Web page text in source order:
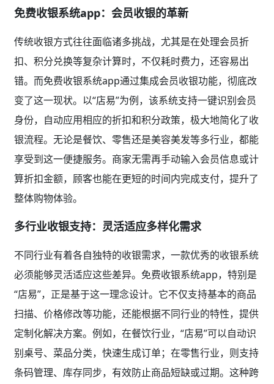
免费收银系统app：会员收银的革新
传统收银方式往往面临诸多挑战，尤其是在处理会员折
扣、积分兑换等复杂计算时，不仅耗时费力，还容易出
错。而免费收银系统app通过集成会员收银功能，彻底改
变了这一现状。以“店易”为例，该系统支持一键识别会员
身份，自动应用相应的折扣和积分政策，极大地简化了收
银流程。无论是餐饮、零售还是美容美发等多行业，都能
享受到这一便捷服务。商家无需再手动输入会员信息或计
算折扣金额，顾客也能在更短的时间内完成支付，提升了
整体购物体验。
多行业收银支持：灵活适应多样化需求
不同行业有着各自独特的收银需求，一款优秀的收银系统
必须能够灵活适应这些差异。免费收银系统app，特别是
“店易”，正是基于这一理念设计。它不仅支持基本的商品
扫描、价格修改等功能，还能根据不同行业的特性，提供
定制化解决方案。例如，在餐饮行业，“店易”可以自动识
别桌号、菜品分类，快速生成订单；在零售行业，则支持
条码管理、库存同步，有效防止商品短缺或过期。这种跨